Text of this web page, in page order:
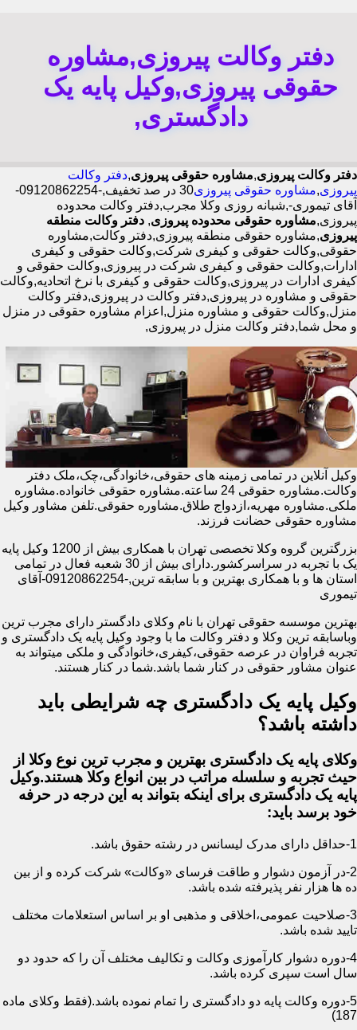
دفتر وکالت پیروزی,مشاوره
حقوقی پیروزی,وکیل پایه یک
دادگستری,
دفتر وکالت پیروزی,مشاوره حقوقی پیروزی,دفتر وکالت
پیروزی,مشاوره حقوقی پیروزی
30 در صد تخفیف,-09120862254-
آقای تیموری-,شبانه روزی وکلا مجرب,دفتر وکالت محدوده
پیروزی,مشاوره حقوقی محدوده پیروزی, دفتر وکالت منطقه
پیروزی,مشاوره حقوقی منطقه پیروزی,دفتر وکالت,مشاوره
حقوقی,وکالت حقوقی و کیفری شرکت,وکالت حقوقی و کیفری
ادارات,وکالت حقوقی و کیفری شرکت در پیروزی,وکالت حقوقی و
کیفری ادارات در پیروزی,وکالت حقوقی و کیفری با نرخ اتحادیه,وکالت
حقوقی و مشاوره در پیروزی,دفتر وکالت در پیروزی,دفتر وکالت
منزل,وکالت حقوقی و مشاوره منزل,اعزام مشاوره حقوقی در منزل
و محل شما,دفتر وکالت منزل در پیروزی,
وکیل آنلاین در تمامی زمینه های حقوقی،خانوادگی،چک،ملک دفتر
وکالت.مشاوره حقوقی 24 ساعته.مشاوره حقوقی خانواده.مشاوره
ملکی.مشاوره مهریه،ازدواج طلاق.مشاوره حقوقی.تلفن مشاور وکیل
مشاوره حقوقی حضانت فرزند.
بزرگترین گروه وکلا تخصصی تهران با همکاری بیش از 1200 وکیل پایه
یک با تجربه در سراسرکشور.دارای بیش از 30 شعبه فعال در تمامی
استان ها و با همکاری بهترین و با سابقه ترین,-09120862254-آقای
تیموری
بهترین موسسه حقوقی تهران با نام وکلای دادگستر دارای مجرب ترین
وباسابقه ترین وکلا و دفتر وکالت ما با وجود وکیل پایه یک دادگستری و
تجربه فراوان در عرصه حقوقی،کیفری،خانوادگی و ملکی میتواند به
عنوان مشاور حقوقی در کنار شما باشد.شما در کنار هستند.
وکیل پایه یک دادگستری چه شرایطی باید
داشته باشد؟
وکلای پایه یک دادگستری بهترین و مجرب ترین نوع وکلا از
حیث تجربه و سلسله مراتب در بین انواع وکلا هستند.وکیل
پایه یک دادگستری برای اینکه بتواند به این درجه در حرفه
خود برسد باید:
1-حداقل دارای مدرک لیسانس در رشته حقوق باشد.
2-در آزمون دشوار و طاقت فرسای «وکالت» شرکت کرده و از بین
ده ها هزار نفر پذیرفته شده باشد.
3-صلاحیت عمومی،اخلاقی و مذهبی او بر اساس استعلامات مختلف
تایید شده باشد.
4-دوره دشوار کارآموزی وکالت و تکالیف مختلف آن را که حدود دو
سال است سپری کرده باشد.
5-دوره وکالت پایه دو دادگستری را تمام نموده باشد.(فقط وکلای ماده
187)